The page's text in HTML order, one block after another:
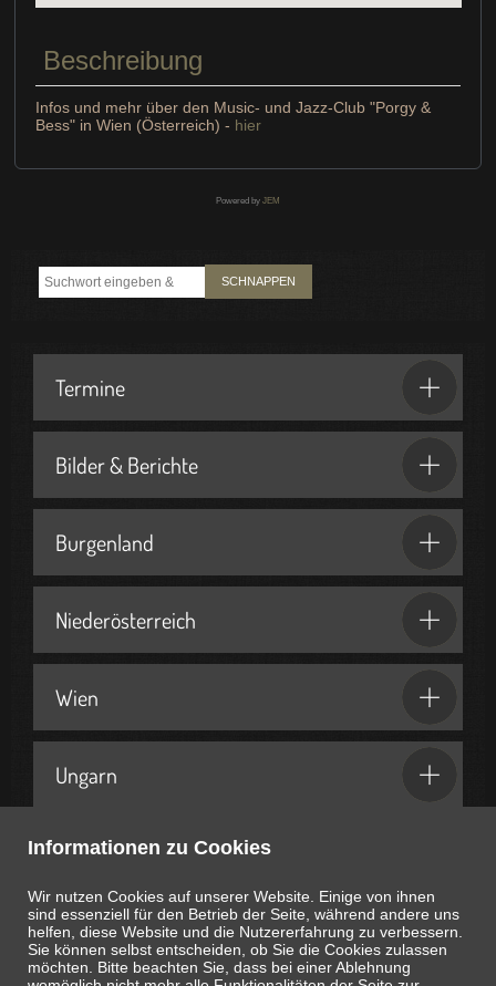
Informationen zu Cookies
Wir nutzen Cookies auf unserer Website. Einige von ihnen
sind essenziell für den Betrieb der Seite, während andere uns
helfen, diese Website und die Nutzererfahrung zu verbessern.
Sie können selbst entscheiden, ob Sie die Cookies zulassen
möchten. Bitte beachten Sie, dass bei einer Ablehnung
Beschreibung
Infos und mehr über den Music- und Jazz-Club "Porgy &
Bess" in Wien (Österreich) - hier
Powered by JEM
SCHNAPPEN
Termine
Bilder & Berichte
Burgenland
Niederösterreich
Wien
Ungarn
Geschenkideen & Partner